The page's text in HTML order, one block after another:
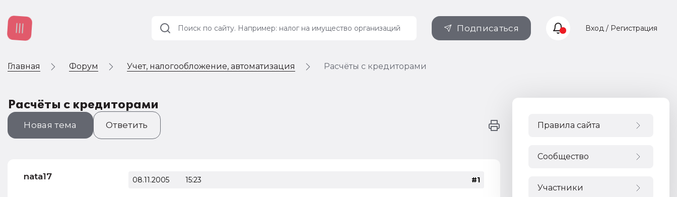
Подписаться Вход / Регистрация
Главная Форум Учет, налогообложение, автоматизация Расчёты с кредиторами
Расчёты с кредиторами
Новая тема Ответить
nata17 08.11.2005 15:23 #1
Правила сайта
Сообщество
Участники
Учет и
Автоматизация